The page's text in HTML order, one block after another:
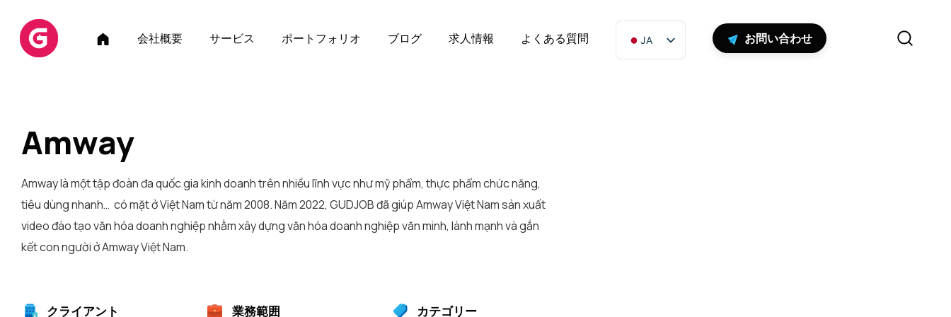
会社概要 サービス ポートフォリオ ブログ 求人情報 よくある質問 JA お問い合わせ
Amway
Amway là một tập đoàn đa quốc gia kinh doanh trên nhiều lĩnh vực như mỹ phẩm, thực phẩm chức năng,
tiêu dùng nhanh… có mặt ở Việt Nam từ năm 2008. Năm 2022, GUDJOB đã giúp Amway Việt Nam sản xuất
video đào tạo văn hóa doanh nghiệp nhằm xây dựng văn hóa doanh nghiệp văn minh, lành mạnh và gắn
kết con người ở Amway Việt Nam.
クライアント 業務範囲 カテゴリー